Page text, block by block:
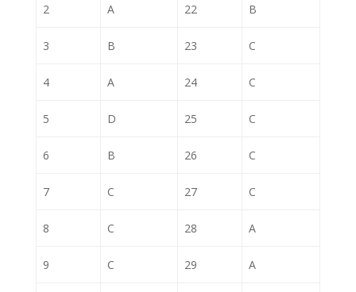
2 A 22 B
3 B 23 C
4 A 24 C
5 D 25 C
6 B 26 C
7 C 27 C
8 C 28 A
9 C 29 A